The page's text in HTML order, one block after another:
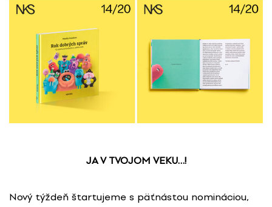
JA V TVOJOM VEKU…!
Nový týždeň štartujeme s päťnástou nomináciou,